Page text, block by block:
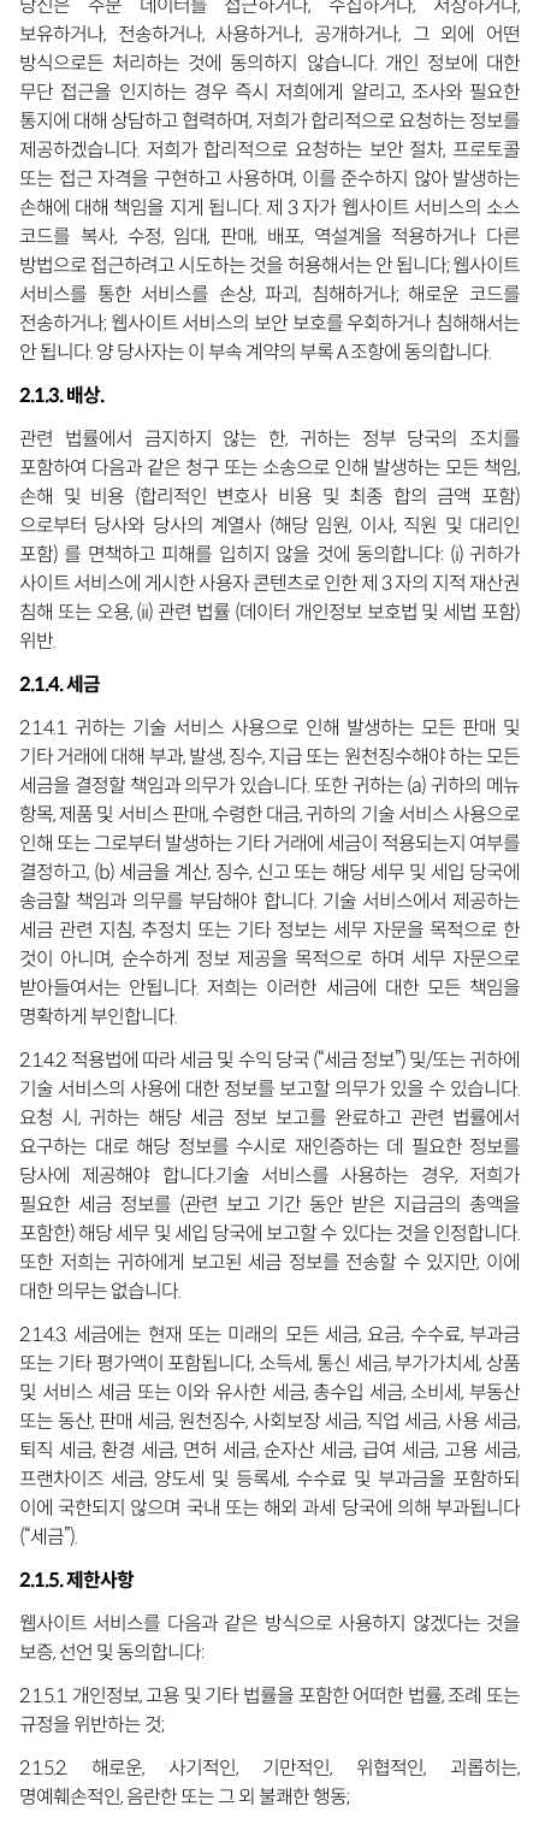
보유하거나, 전송하거나, 사용하거나, 공개하거나, 그 외에 어떤
방식으로든 처리하는 것에 동의하지 않습니다. 개인 정보에 대한
무단 접근을 인지하는 경우 즉시 저희에게 알리고, 조사와 필요한
통지에 대해 상담하고 협력하며, 저희가 합리적으로 요청하는 정보를
제공하겠습니다. 저희가 합리적으로 요청하는 보안 절차, 프로토콜
또는 접근 자격을 구현하고 사용하며, 이를 준수하지 않아 발생하는
손해에 대해 책임을 지게 됩니다. 제 3 자가 웹사이트 서비스의 소스
코드를 복사, 수정, 임대, 판매, 배포, 역설계을 적용하거나 다른
방법으로 접근하려고 시도하는 것을 허용해서는 안 됩니다; 웹사이트
서비스를 통한 서비스를 손상, 파괴, 침해하거나; 해로운 코드를
전송하거나; 웹사이트 서비스의 보안 보호를 우회하거나 침해해서는
안 됩니다. 양 당사자는 이 부속 계약의 부록 A 조항에 동의합니다.
2.1.3. 배상.
관련 법률에서 금지하지 않는 한, 귀하는 정부 당국의 조치를
포함하여 다음과 같은 청구 또는 소송으로 인해 발생하는 모든 책임,
손해 및 비용 (합리적인 변호사 비용 및 최종 합의 금액 포함)
으로부터 당사와 당사의 계열사 (해당 임원, 이사, 직원 및 대리인
포함) 를 면책하고 피해를 입히지 않을 것에 동의합니다: (i) 귀하가
사이트 서비스에 게시한 사용자 콘텐츠로 인한 제 3 자의 지적 재산권
침해 또는 오용, (ii) 관련 법률 (데이터 개인정보 보호법 및 세법 포함)
위반.
2.1.4. 세금
2.1.4.1. 귀하는 기술 서비스 사용으로 인해 발생하는 모든 판매 및
기타 거래에 대해 부과, 발생, 징수, 지급 또는 원천징수해야 하는 모든
세금을 결정할 책임과 의무가 있습니다. 또한 귀하는 (a) 귀하의 메뉴
항목, 제품 및 서비스 판매, 수령한 대금, 귀하의 기술 서비스 사용으로
인해 또는 그로부터 발생하는 기타 거래에 세금이 적용되는지 여부를
결정하고, (b) 세금을 계산, 징수, 신고 또는 해당 세무 및 세입 당국에
송금할 책임과 의무를 부담해야 합니다. 기술 서비스에서 제공하는
세금 관련 지침, 추정치 또는 기타 정보는 세무 자문을 목적으로 한
것이 아니며, 순수하게 정보 제공을 목적으로 하며 세무 자문으로
받아들여서는 안됩니다. 저희는 이러한 세금에 대한 모든 책임을
명확하게 부인합니다.
2.1.4.2. 적용법에 따라 세금 및 수익 당국 (“세금 정보”) 및/또는 귀하에
기술 서비스의 사용에 대한 정보를 보고할 의무가 있을 수 있습니다.
요청 시, 귀하는 해당 세금 정보 보고를 완료하고 관련 법률에서
요구하는 대로 해당 정보를 수시로 재인증하는 데 필요한 정보를
당사에 제공해야 합니다.기술 서비스를 사용하는 경우, 저희가
필요한 세금 정보를 (관련 보고 기간 동안 받은 지급금의 총액을
포함한) 해당 세무 및 세입 당국에 보고할 수 있다는 것을 인정합니다.
또한 저희는 귀하에게 보고된 세금 정보를 전송할 수 있지만, 이에
대한 의무는 없습니다.
2.1.4.3. 세금에는 현재 또는 미래의 모든 세금, 요금, 수수료, 부과금
또는 기타 평가액이 포함됩니다, 소득세, 통신 세금, 부가가치세, 상품
및 서비스 세금 또는 이와 유사한 세금, 총수입 세금, 소비세, 부동산
또는 동산, 판매 세금, 원천징수, 사회보장 세금, 직업 세금, 사용 세금,
퇴직 세금, 환경 세금, 면허 세금, 순자산 세금, 급여 세금, 고용 세금,
프랜차이즈 세금, 양도세 및 등록세, 수수료 및 부과금을 포함하되
이에 국한되지 않으며 국내 또는 해외 과세 당국에 의해 부과됩니다
(“세금”).
2.1.5. 제한사항
웹사이트 서비스를 다음과 같은 방식으로 사용하지 않겠다는 것을
보증, 선언 및 동의합니다:
2.1.5.1. 개인정보, 고용 및 기타 법률을 포함한 어떠한 법률, 조례 또는
규정을 위반하는 것;
2.1.5.2. 해로운, 사기적인, 기만적인, 위협적인, 괴롭히는,
명예훼손적인, 음란한 또는 그 외 불쾌한 행동;